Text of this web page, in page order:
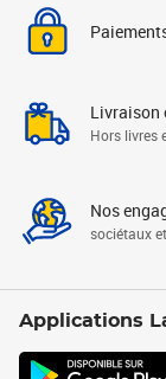
Livraison
Hors livres
Nos
sociétaux
Applications